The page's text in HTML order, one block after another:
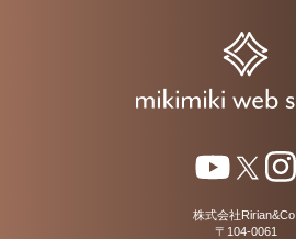
株式会社Ririan&Co.
〒104-0061